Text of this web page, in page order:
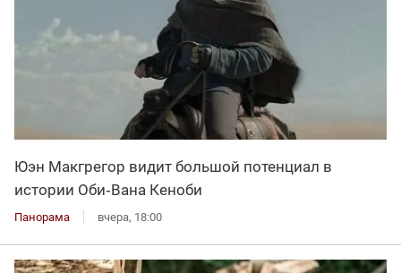
Юэн Макгрегор видит большой потенциал в
истории Оби‑Вана Кеноби
Панорама вчера, 18:00